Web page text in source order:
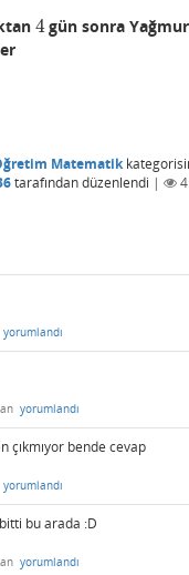
4
4 gün sonra
Matematik
tarafındandüzenlendi |
yorumlandı
yorumlandı
çıkmıyor bende cevap
yorumlandı
bu arada :D
yorumlandı